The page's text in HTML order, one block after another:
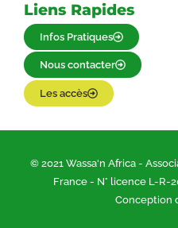
Liens Rapides
Infos Pratiques
Nous contacter
Les accès
© 2021 Wassa'n Africa -
France - N° licence L-R-
Conception